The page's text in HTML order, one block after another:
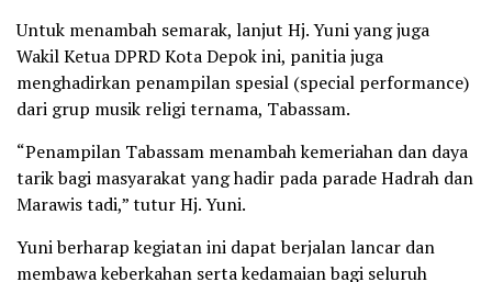
Untuk menambah semarak, lanjut Hj. Yuni yang juga
Wakil Ketua DPRD Kota Depok ini, panitia juga
menghadirkan penampilan spesial (special performance)
dari grup musik religi ternama, Tabassam.
“Penampilan Tabassam menambah kemeriahan dan daya
tarik bagi masyarakat yang hadir pada parade Hadrah dan
Marawis tadi,” tutur Hj. Yuni.
Yuni berharap kegiatan ini dapat berjalan lancar dan
membawa keberkahan serta kedamaian bagi seluruh